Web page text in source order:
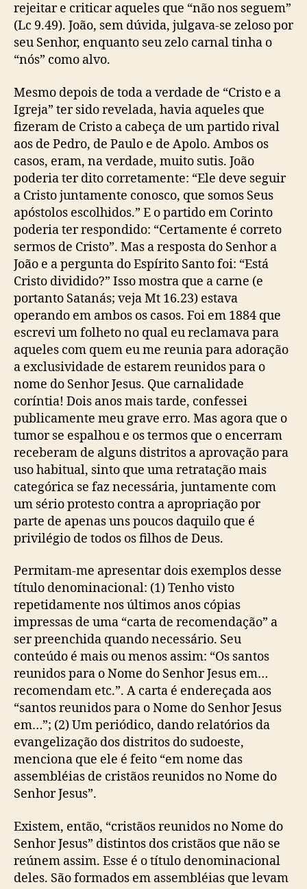
rejeitar e criticar aqueles que “não nos seguem”
(Lc 9.49). João, sem dúvida, julgava-se zeloso por
seu Senhor, enquanto seu zelo carnal tinha o
“nós” como alvo.
Mesmo depois de toda a verdade de “Cristo e a
Igreja” ter sido revelada, havia aqueles que
fizeram de Cristo a cabeça de um partido rival
aos de Pedro, de Paulo e de Apolo. Ambos os
casos, eram, na verdade, muito sutis. João
poderia ter dito corretamente: “Ele deve seguir
a Cristo juntamente conosco, que somos Seus
apóstolos escolhidos.” E o partido em Corinto
poderia ter respondido: “Certamente é correto
sermos de Cristo”. Mas a resposta do Senhor a
João e a pergunta do Espírito Santo foi: “Está
Cristo dividido?” Isso mostra que a carne (e
portanto Satanás; veja Mt 16.23) estava
operando em ambos os casos. Foi em 1884 que
escrevi um folheto no qual eu reclamava para
aqueles com quem eu me reunia para adoração
a exclusividade de estarem reunidos para o
nome do Senhor Jesus. Que carnalidade
coríntia! Dois anos mais tarde, confessei
publicamente meu grave erro. Mas agora que o
tumor se espalhou e os termos que o encerram
receberam de alguns distritos a aprovação para
uso habitual, sinto que uma retratação mais
categórica se faz necessária, juntamente com
um sério protesto contra a apropriação por
parte de apenas uns poucos daquilo que é
privilégio de todos os filhos de Deus.
Permitam-me apresentar dois exemplos desse
título denominacional: (1) Tenho visto
repetidamente nos últimos anos cópias
impressas de uma “carta de recomendação” a
ser preenchida quando necessário. Seu
conteúdo é mais ou menos assim: “Os santos
reunidos para o Nome do Senhor Jesus em…
recomendam etc.”. A carta é endereçada aos
“santos reunidos para o Nome do Senhor Jesus
em…”; (2) Um periódico, dando relatórios da
evangelização dos distritos do sudoeste,
menciona que ele é feito “em nome das
assembléias de cristãos reunidos no Nome do
Senhor Jesus”.
Existem, então, “cristãos reunidos no Nome do
Senhor Jesus” distintos dos cristãos que não se
reúnem assim. Esse é o título denominacional
deles. São formados em assembléias que levam